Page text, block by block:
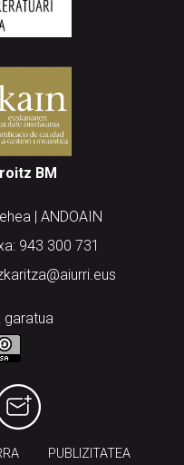
BM
| ANDOAIN
943 300 731
garatua
PUBLIZITATEA